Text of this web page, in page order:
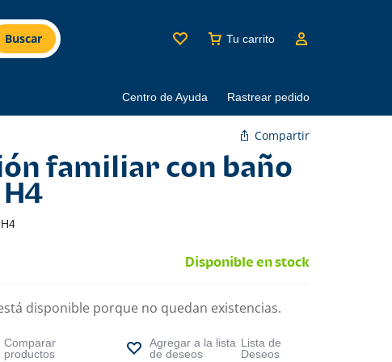
Buscar Tu carrito
Centro de Ayuda Rastrear pedido
Compartir
familiar con baño
H4
Disponible en stock
disponible porque no quedan existencias.
Comparar
productos
Lista de
Deseos